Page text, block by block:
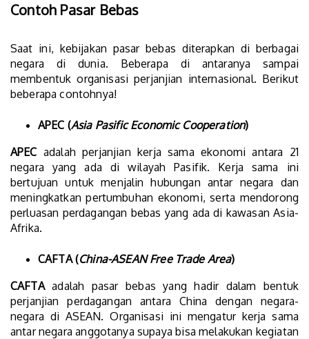
Contoh Pasar Bebas
Saat ini, kebijakan pasar bebas diterapkan di berbagai
negara di dunia. Beberapa di antaranya sampai
membentuk organisasi perjanjian internasional. Berikut
beberapa contohnya!
APEC (Asia Pasific Economic Cooperation)
APEC adalah perjanjian kerja sama ekonomi antara 21
negara yang ada di wilayah Pasifik. Kerja sama ini
bertujuan untuk menjalin hubungan antar negara dan
meningkatkan pertumbuhan ekonomi, serta mendorong
perluasan perdagangan bebas yang ada di kawasan Asia-
Afrika.
CAFTA (China-ASEAN Free Trade Area)
CAFTAadalah pasar bebas yang hadir dalam bentuk
perjanjian perdagangan antara China dengan negara-
negara di ASEAN. Organisasi ini mengatur kerja sama
antar negara anggotanya supaya bisa melakukan kegiatan